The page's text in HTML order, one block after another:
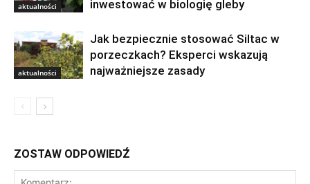
aktualności
inwestować w biologię gleby
aktualności
Jak bezpiecznie stosować Siltac w
porzeczkach? Eksperci wskazują
najważniejsze zasady
ZOSTAW ODPOWIEDŹ